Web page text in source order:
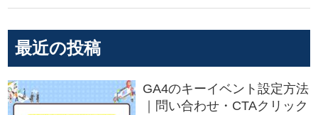
最近の投稿
GA4のキーイベント設定方法
｜問い合わせ・CTAクリック